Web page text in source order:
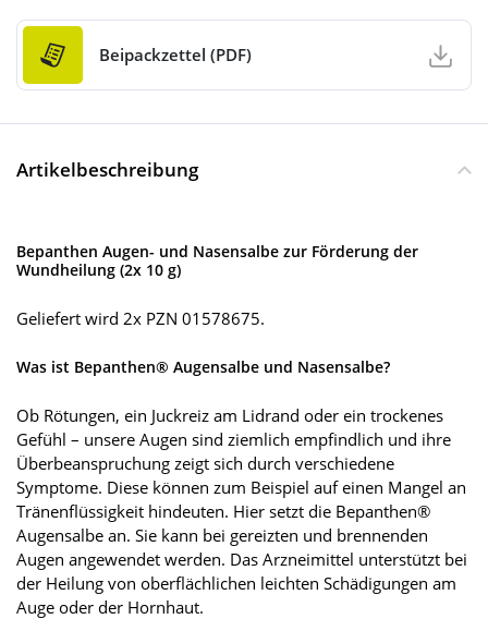
Beipackzettel (PDF)
Artikelbeschreibung
Bepanthen Augen- und Nasensalbe zur Förderung der
Wundheilung (2x 10 g)
Geliefert wird 2x PZN 01578675.
Was ist Bepanthen® Augensalbe und Nasensalbe?
Ob Rötungen, ein Juckreiz am Lidrand oder ein trockenes
Gefühl – unsere Augen sind ziemlich empfindlich und ihre
Überbeanspruchung zeigt sich durch verschiedene
Symptome. Diese können zum Beispiel auf einen Mangel an
Tränenflüssigkeit hindeuten. Hier setzt die Bepanthen®
Augensalbe an. Sie kann bei gereizten und brennenden
Augen angewendet werden. Das Arzneimittel unterstützt bei
der Heilung von oberflächlichen leichten Schädigungen am
Auge oder der Hornhaut.